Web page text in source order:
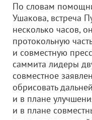
По словам
Ушакова, встреча
несколько часов,
протокольную
и совместную
саммита лидеры
совместное
обрисовать
и в плане
и в плане